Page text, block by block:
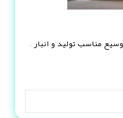
مناسب تولید و انبار –